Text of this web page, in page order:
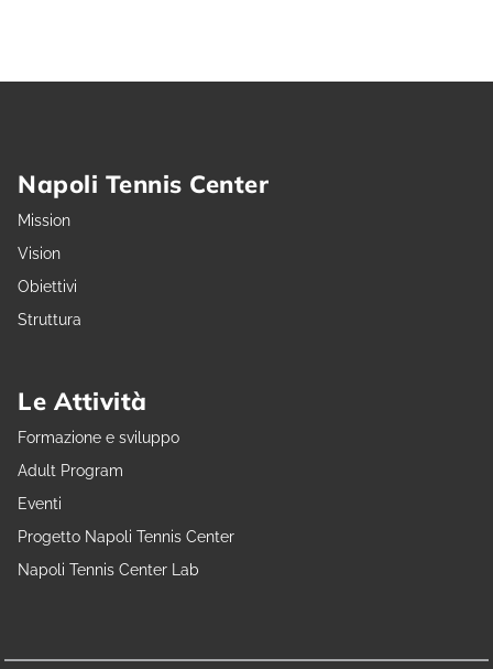
Napoli Tennis Center
Mission
Vision
Obiettivi
Struttura
Le Attività
Formazione e sviluppo
Adult Program
Eventi
Progetto Napoli Tennis Center
Napoli Tennis Center Lab